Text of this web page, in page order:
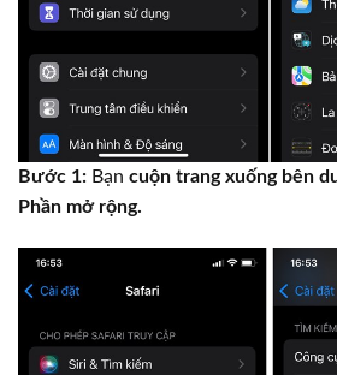
Bước 1: Bạn cuộn trang xuống bên
Phần mở rộng.